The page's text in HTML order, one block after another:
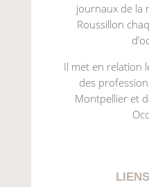
journaux de la
Roussillon
Il met en relation
des
Montpellier et